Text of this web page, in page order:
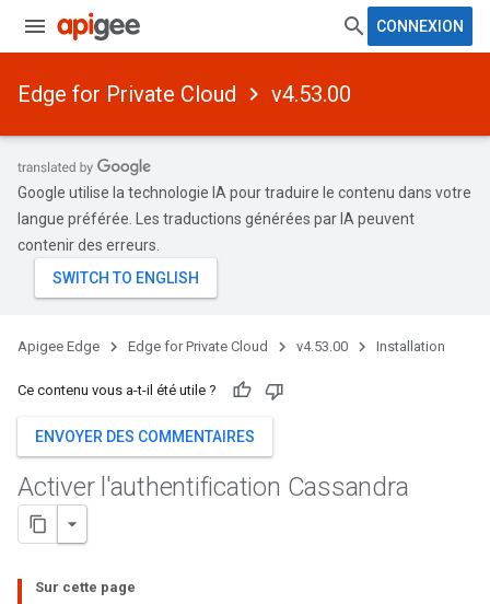
CONNEXION
Edge for Private Cloud v4.53.00
Google utilise la technologie IA pour traduire le contenu dans votre
langue préférée. Les traductions générées par IA peuvent
contenir des erreurs.
Apigee Edge Edge for Private Cloud v4.53.00 Installation
Ce contenu vous a-t-il été utile ?
ENVOYER DES COMMENTAIRES
Activer l'authentification Cassandra
Sur cette page